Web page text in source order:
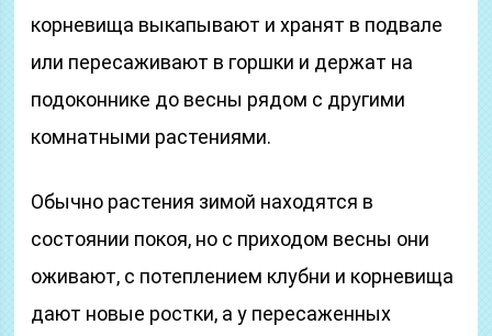
корневища выкапывают и хранят в подвале
или пересаживают в горшки и держат на
подоконнике до весны рядом с другими
комнатными растениями.
Обычно растения зимой находятся в
состоянии покоя, но с приходом весны они
оживают, с потеплением клубни и корневища
дают новые ростки, а у пересаженных